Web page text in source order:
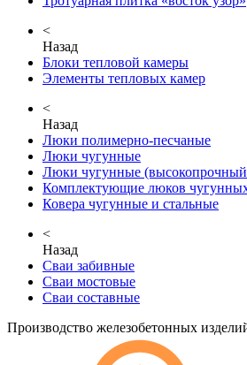
<
Назад
Блоки тепловой камеры
Элементы тепловых камер
<
Назад
Люки полимерно-песчаные
Люки чугунные
Люки чугунные
Комплектующие люков
Ковера чугунные и стальные
<
Назад
Сваи забивные
Сваи мостовые
Сваи составные
Производство железобетонных